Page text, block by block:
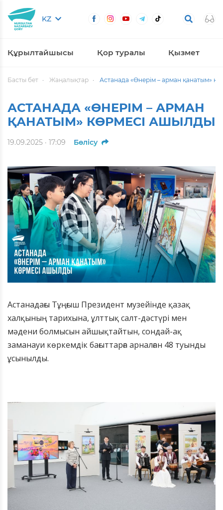
KZ
Құрылтайшысы Қор туралы Қызмет
Басты бет Жаңалықтар Астанада «Өнерім – арман қанатым»
АСТАНАДА «ӨНЕРІМ – АРМАН
ҚАНАТЫМ» КӨРМЕСІ АШЫЛДЫ
19.09.2025 · 17:09 Бөлісу
​Астанадағы Тұңғыш Президент музейінде қазақ
халқының тарихына, ұлттық салт-дәстүрі мен
мәдени болмысын айшықтайтын, сондай-ақ
заманауи көркемдік бағыттарға арналған 48 туынды
ұсынылды.